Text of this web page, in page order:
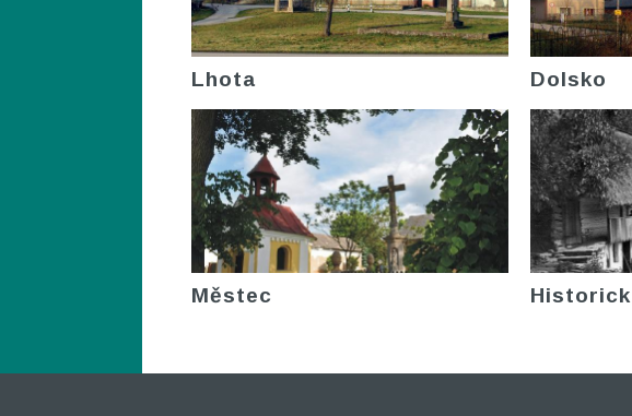
Lhota Dolsko
Městec